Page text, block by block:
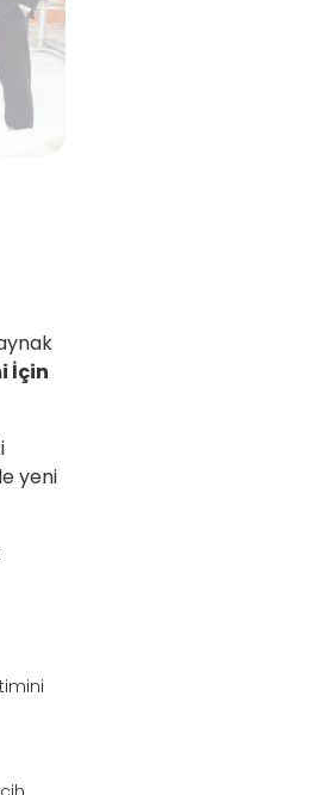
İçin
yeni